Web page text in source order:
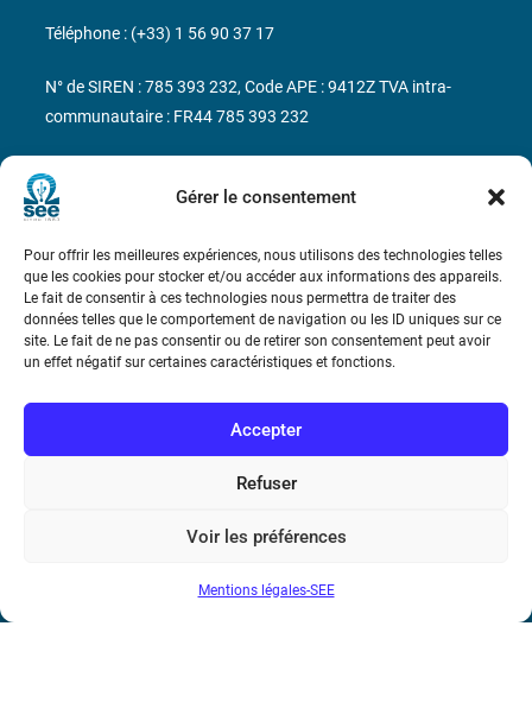
Gérer le consentement
Pour offrir les meilleures expériences, nous utilisons des technologies telles
que les cookies pour stocker et/ou accéder aux informations des appareils.
Le fait de consentir à ces technologies nous permettra de traiter des
données telles que le comportement de navigation ou les ID uniques sur ce
site. Le fait de ne pas consentir ou de retirer son consentement peut avoir
un effet négatif sur certaines caractéristiques et fonctions.
Accepter
Refuser
Voir les préférences
Mentions légales-SEE
Bicentenaire des découvertes d’André-
Marie Ampère
Conditions Générales de Vente
Mentions légales
Contact
Téléphone : (+33) 1 56 90 37 17
N° de SIREN : 785 393 232, Code APE : 9412Z TVA intra-
communautaire : FR44 785 393 232